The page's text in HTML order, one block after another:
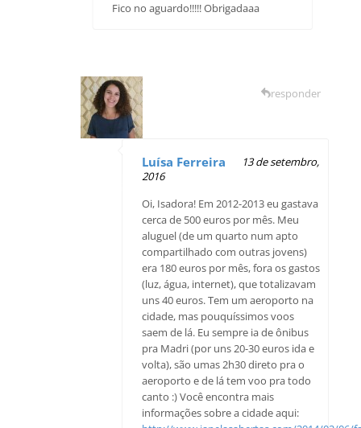
Fico no aguardo!!!!! Obrigadaaa
Luísa Ferreira
13 de setembro,
2016
Oi, Isadora! Em 2012-2013 eu gastava
cerca de 500 euros por mês. Meu
aluguel (de um quarto num apto
compartilhado com outras jovens)
era 180 euros por mês, fora os gastos
(luz, água, internet), que totalizavam
uns 40 euros. Tem um aeroporto na
cidade, mas pouquíssimos voos
saem de lá. Eu sempre ia de ônibus
pra Madri (por uns 20-30 euros ida e
volta), são umas 2h30 direto pra o
aeroporto e de lá tem voo pra todo
canto :) Você encontra mais
informações sobre a cidade aqui:
responder